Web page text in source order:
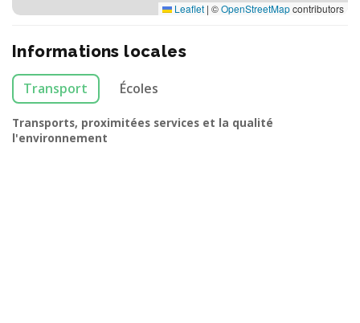
Leaflet | ©OpenStreetMapcontributors
Informations locales
Transport Écoles
Transports, proximitées services et la qualité
l'environnement